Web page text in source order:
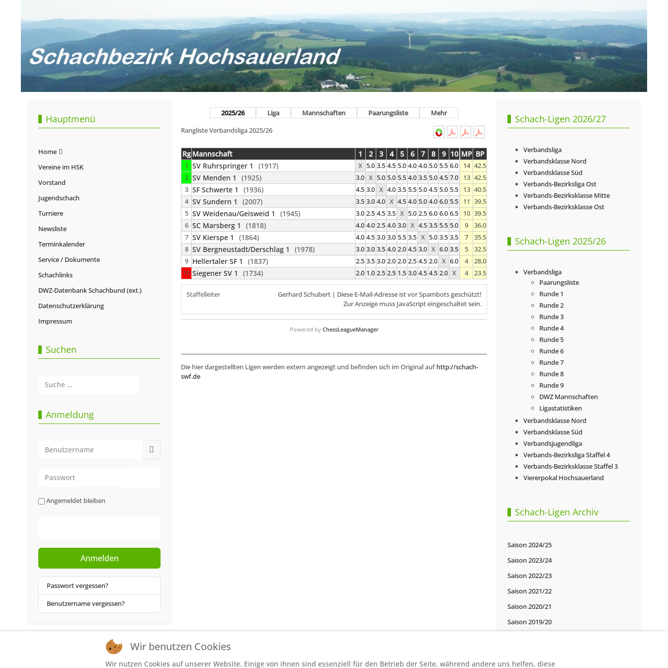
Hauptmenü
Home
Vereine im HSK
Vorstand
Jugendschach
Turniere
Newsliste
Terminkalender
Service / Dokumente
Schachlinks
DWZ-Datenbank Schachbund (ext.)
Datenschutzerklärung
Impressum
Suchen
Anmeldung
Angemeldet bleiben
Anmelden
Passwort vergessen?
Benutzername vergessen?
2025/26 Liga Mannschaften Paarungsliste
Mehr
Rangliste Verbandsliga 2025/26
Rg Mannschaft 1 2 3 4 5 6 7 8 9 10 MP BP
1 SV Ruhrspringer 1 (1917) X 5.0 3.5 4.5 5.0 4.0 4.0 5.0 5.5 6.0 14 42.5
2 SV Menden 1 (1925) 3.0 X 5.0 5.0 5.5 4.0 3.5 5.0 4.5 7.0 13 42.5
3 SF Schwerte 1 (1936) 4.5 3.0 X 4.0 3.5 5.5 5.0 4.5 5.0 5.5 13 40.5
4 SV Sundern 1 (2007) 3.5 3.0 4.0 X 4.5 4.0 5.0 4.0 6.0 5.5 11 39.5
5 SV Weidenau/Geisweid 1 (1945) 3.0 2.5 4.5 3.5 X 5.0 2.5 6.0 6.0 6.5 10 39.5
6 SC Marsberg 1 (1818) 4.0 4.0 2.5 4.0 3.0 X 4.5 3.5 5.5 5.0 9
36.0
7 SV Kierspe 1 (1864) 4.0 4.5 3.0 3.0 5.5 3.5 X 5.0 3.5 3.5 7
35.5
8 SV Bergneustadt/Derschlag 1 (1978) 3.0 3.0 3.5 4.0 2.0 4.5 3.0 X 6.0 3.5 5
32.5
9 Hellertaler SF 1 (1837) 2.5 3.5 3.0 2.0 2.0 2.5 4.5 2.0 X 6.0 4
28.0
10 Siegener SV 1 (1734) 2.0 1.0 2.5 2.5 1.5 3.0 4.5 4.5 2.0 X 4 23.5
Staffelleiter Gerhard Schubert | Diese E-Mail-Adresse ist vor Spambots geschützt!
Zur Anzeige muss JavaScript eingeschaltet sein.
Powered by ChessLeagueManager
Die hier dargestellten Ligen werden extern angezeigt und befinden sich im Original auf http://schach-
swf.de
Schach-Ligen 2026/27
Verbandsliga
Verbandsklasse Nord
Verbandsklasse Süd
Verbands-Bezirksliga Ost
Verbands-Bezirksklasse Mitte
Verbands-Bezirksklasse Ost
Schach-Ligen 2025/26
Verbandsliga
Paarungsliste
Runde 1
Runde 2
Runde 3
Runde 4
Runde 5
Runde 6
Runde 7
Runde 8
Runde 9
DWZ Mannschaften
Ligastatistiken
Verbandsklasse Nord
Verbandsklasse Süd
Verbandsjugendliga
Verbands-Bezirksliga Staffel 4
Verbands-Bezirksklasse Staffel 3
Viererpokal Hochsauerland
Schach-Ligen Archiv
Saison 2024/25
Saison 2023/24
Saison 2022/23
Saison 2021/22
Saison 2020/21
Saison 2019/20
Wir benutzen Cookies
Wir nutzen Cookies auf unserer Website. Einige von ihnen sind essenziell für den Betrieb der Seite, während andere uns helfen, diese